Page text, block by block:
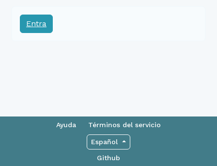
Entra
Ayuda Términos del servicio
Español
Github